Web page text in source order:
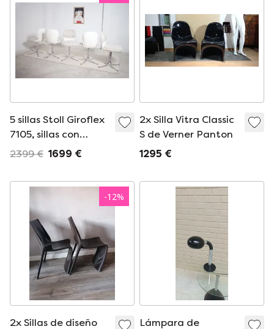
5 sillas Stoll Giroflex
7105, sillas con
carcasa Space Age
2399 € 1699 €
2x Silla Vitra Classic
S de Verner Panton
1295 €
-12%
2x Sillas de diseño
Lámpara de